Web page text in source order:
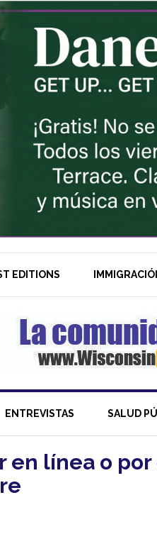
EDITIONS
ENTREVISTAS SALUD
en línea o